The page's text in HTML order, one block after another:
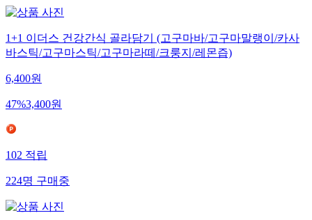
1+1 이더스 건강간식 골라담기 (고구마바/고구마말랭이/카사
바스틱/고구마스틱/고구마라떼/크룽지/레몬즙)
6,400원
47%3,400원
102적립
224명구매중